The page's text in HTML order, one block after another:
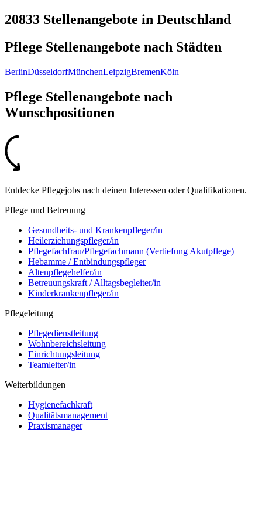
20833 Stellenangebote in Deutschland
Pflege Stellenangebote nach Städten
BerlinDüsseldorfMünchenLeipzigBremenKöln
Pflege Stellenangebote nach
Wunschpositionen
Entdecke Pflegejobs nach deinen Interessen oder Qualifikationen.
Pflege und Betreuung
Gesundheits- und Krankenpfleger/in
Heilerziehungspfleger/in
Pflegefachfrau/Pflegefachmann (Vertiefung Akutpflege)
Hebamme / Entbindungspfleger
Altenpflegehelfer/in
Betreuungskraft / Alltagsbegleiter/in
Kinderkrankenpfleger/in
Pflegeleitung
Pflegedienstleitung
Wohnbereichsleitung
Einrichtungsleitung
Teamleiter/in
Weiterbildungen
Hygienefachkraft
Qualitätsmanagement
Praxismanager